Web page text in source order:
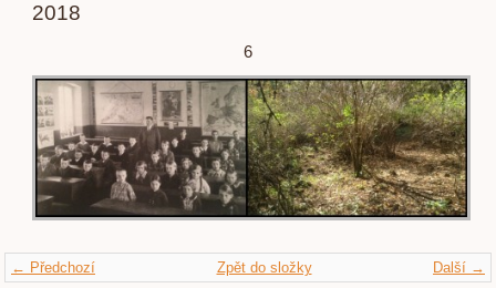
2018
6
← Předchozí Další →
Zpět do složky